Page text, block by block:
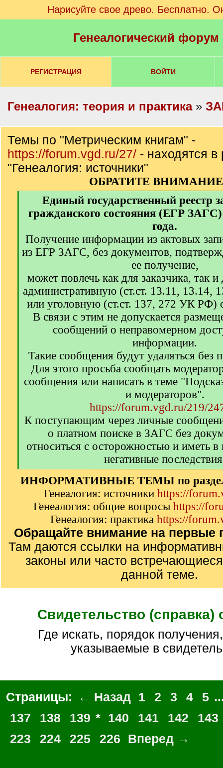
Нарисуйте свое древо. Бесплатно.
Генеалогический
РЕГИСТРАЦИЯ ВОЙТИ
Генеалогия: теория и практика»
Темы по "Метрическим книгам" -
https://forum.vgd.ru/27/ - находятся в
"Генеалогия: источники"
ОБРАТИТЕ
Единый государственный реестр
гражданского состояния (ЕГР ЗАГС)
года.
Получение информации из актовых
из ЕГР ЗАГС, без документов,
ее получение,
может повлечь как для заказчика, так
административную (ст.ст. 13.11,
или уголовную (ст.ст. 137, 272 УК РФ)
В связи с этим не допускается
сообщений о неправомерном
информации.
Такие сообщения будут удаляться без
Для этого просьба сообщать
сообщения или написать в теме
и модераторов".
https://forum.vgd.ru/219/
К поступающим через личные
о платном поиске в ЗАГС без
относиться с осторожностью и иметь
негативные
[
/
ИНФОРМАТИВНЫЕ ТЕМЫ по
Генеалогия: источники https://
Генеалогия: общие вопросы https://
Генеалогия: практика https://
Обращайте внимание на первые
Там даются ссылки на
законы или часто
данной теме.
Свидетельство (справка)
где искать, порядок получения, сведения
указываемые в
Страницы: ← Назад 1 2 3 4 5
137
138 139 * 140 141 142 143
223
224 225 226 Вперед →